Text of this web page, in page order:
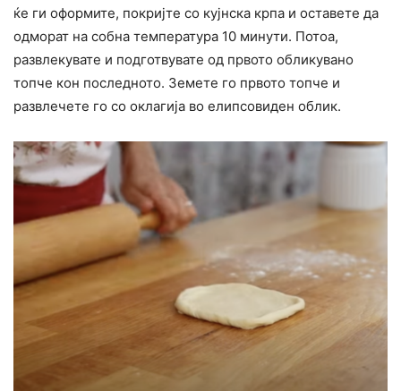
ќе ги оформите, покријте со кујнска крпа и оставете да
одморат на собна температура 10 минути. Потоа,
развлекувате и подготвувате од првото обликувано
топче кон последното. Земете го првото топче и
развлечете го со оклагија во елипсовиден облик.